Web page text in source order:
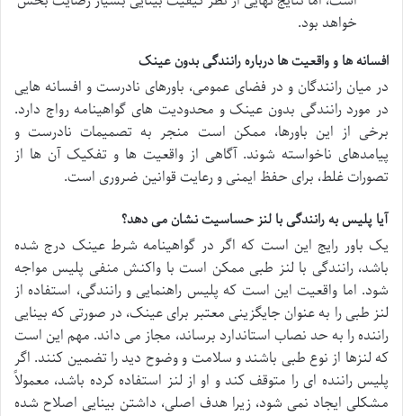
خواهد بود.
افسانه ها و واقعیت ها درباره رانندگی بدون عینک
در میان رانندگان و در فضای عمومی، باورهای نادرست و افسانه هایی
در مورد رانندگی بدون عینک و محدودیت های گواهینامه رواج دارد.
برخی از این باورها، ممکن است منجر به تصمیمات نادرست و
پیامدهای ناخواسته شوند. آگاهی از واقعیت ها و تفکیک آن ها از
تصورات غلط، برای حفظ ایمنی و رعایت قوانین ضروری است.
آیا پلیس به رانندگی با لنز حساسیت نشان می دهد؟
یک باور رایج این است که اگر در گواهینامه شرط عینک درج شده
باشد، رانندگی با لنز طبی ممکن است با واکنش منفی پلیس مواجه
شود. اما واقعیت این است که پلیس راهنمایی و رانندگی، استفاده از
لنز طبی را به عنوان جایگزینی معتبر برای عینک، در صورتی که بینایی
راننده را به حد نصاب استاندارد برساند، مجاز می داند. مهم این است
که لنزها از نوع طبی باشند و سلامت و وضوح دید را تضمین کنند. اگر
پلیس راننده ای را متوقف کند و او از لنز استفاده کرده باشد، معمولاً
مشکلی ایجاد نمی شود، زیرا هدف اصلی، داشتن بینایی اصلاح شده